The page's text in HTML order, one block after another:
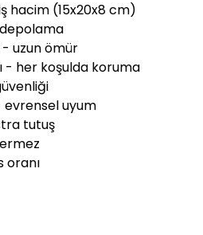
hacim (15x20x8 cm)
uzun ömür
- her koşulda koruma
evrensel uyum
tutuş